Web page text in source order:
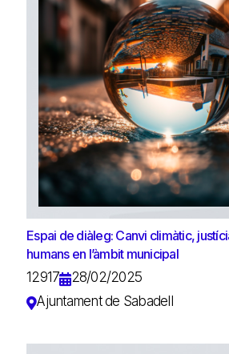
Espai de diàleg: Canvi climàtic,
humans en l’àmbit municipal
12917
28/02/2025
Ajuntament de Sabadell